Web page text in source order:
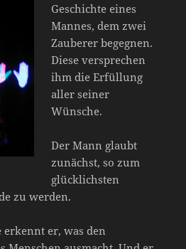
Geschichte eines
Mannes, dem zwei
Zauberer begegnen.
Diese versprechen
ihm die Erfüllung
aller seiner
Wünsche.
Der Mann glaubt
zunächst, so zum
glücklichsten
zu werden.
er, was den